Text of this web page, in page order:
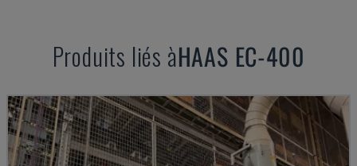
Produits liés àHAAS EC-400